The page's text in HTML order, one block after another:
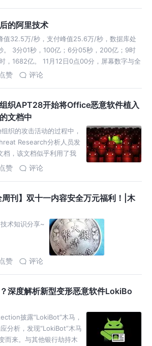
的阿里技术
值32.5万/秒，支付峰值25.6万/秒，数据库处
。 3分01秒，100亿；6分05秒，200亿；9时
，1682亿。 11月12日0点00分，屏幕数字与全
亿元。 …
点赞 评论
组织APT28开始将Office恶意软件植入
文档中
织的攻击活动的过程中，
Research分析人员发
档，该文档似乎利用了我
Office动态数据交换
点赞 评论
周刊】双十一内容安全万元福利！|木
术知识分享~
点赞 评论
深度解析新型变形恶意软件LokiBo
披露“LokiBot”木马，
分析，发现“LokiBot”木马
而来。与其他银行劫持木